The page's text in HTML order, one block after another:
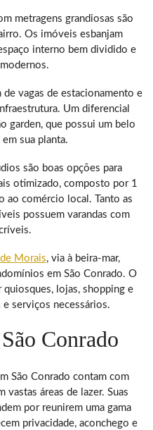
metragens grandiosas são
Os imóveis esbanjam
interno bem dividido e
vagas de estacionamento e
Um diferencial
garden, que possui um belo
sua planta.
são boas opções para
otimizado, composto por 1
ao comércio local. Tanto as
possuem varandas com
Morais, via à beira-mar,
em São Conrado. O
lojas, shopping e
serviços necessários.
Conrado
São Conrado contam com
vastas áreas de lazer. Suas
por reunirem uma gama
privacidade, aconchego e